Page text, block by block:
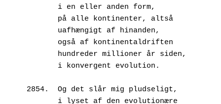
       i en eller anden form,
       på alle kontinenter, altså
       uafhængigt af hinanden,
       også af kontinentaldriften
       hundreder millioner år siden,
       i konvergent evolution.
2854.  Og det slår mig pludseligt,
       i lyset af den evolutionære